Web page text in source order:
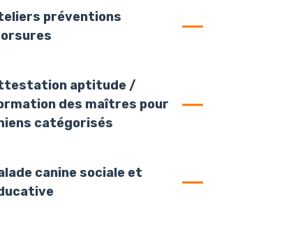
préventions
aptitude /
des maîtres pour
catégorisés
canine sociale et